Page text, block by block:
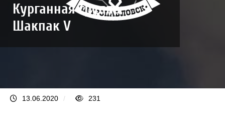
Курганная группа
Шакпак V
13.06.2020 / 231